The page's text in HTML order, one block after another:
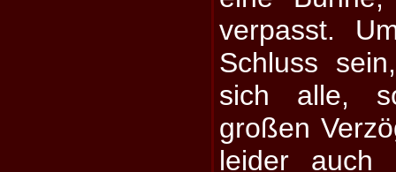
verpasst.
Schluss
sich alle,
großen
leider auch